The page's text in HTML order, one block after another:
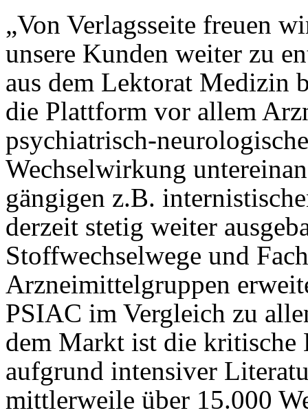
„Von Verlagsseite freuen
unsere Kunden weiter zu
aus dem Lektorat Medizin
die Plattform vor allem
psychiatrisch-
Wechselwirkung
gängigen z.B.
derzeit stetig weiter
Stoffwechselwege und
Arzneimittelgruppen
PSIAC im Vergleich zu
dem Markt ist die kritische
aufgrund intensiver
mittlerweile über 15.000